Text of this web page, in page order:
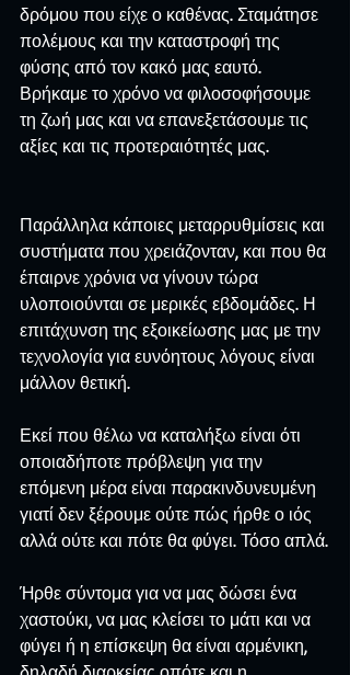
δρόμου που είχε ο καθένας. Σταμάτησε
πολέμους και την καταστροφή της
φύσης από τον κακό μας εαυτό.
Βρήκαμε το χρόνο να φιλοσοφήσουμε
τη ζωή μας και να επανεξετάσουμε τις
αξίες και τις προτεραιότητές μας.
Παράλληλα κάποιες μεταρρυθμίσεις και
συστήματα που χρειάζονταν, και που θα
έπαιρνε χρόνια να γίνουν τώρα
υλοποιούνται σε μερικές εβδομάδες. Η
επιτάχυνση της εξοικείωσης μας με την
τεχνολογία για ευνόητους λόγους είναι
μάλλον θετική.
Εκεί που θέλω να καταλήξω είναι ότι
οποιαδήποτε πρόβλεψη για την
επόμενη μέρα είναι παρακινδυνευμένη
γιατί δεν ξέρουμε ούτε πώς ήρθε ο ιός
αλλά ούτε και πότε θα φύγει. Τόσο απλά.
Ήρθε σύντομα για να μας δώσει ένα
χαστούκι, να μας κλείσει το μάτι και να
φύγει ή η επίσκεψη θα είναι αρμένικη,